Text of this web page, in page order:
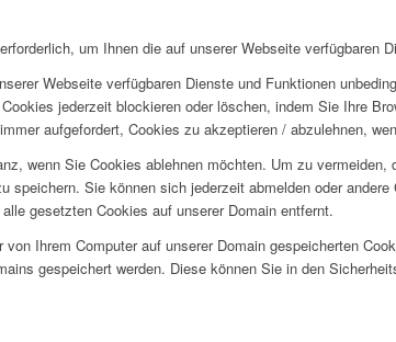
um Ihnen die auf unserer Webseite verfügbaren
Webseite verfügbaren Dienste und Funktionen
jederzeit blockieren oder löschen, indem Sie Ihre
aufgefordert, Cookies zu akzeptieren / abzulehnen,
wenn Sie Cookies ablehnen möchten. Um zu
speichern. Sie können sich jederzeit abmelden oder
gesetzten Cookies auf unserer Domain entfernt.
Ihrem Computer auf unserer Domain gespeicherten
gespeichert werden. Diese können Sie in den